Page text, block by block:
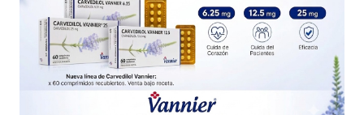
Otros productos deCasasco